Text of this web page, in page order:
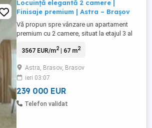
Locuință elegantă 2 camere |
Finisaje premium | Astra – Brașov
Vă propun spre vânzare un apartament
premium cu 2 camere, situat la etajul 3 al
Astra din Brașov. Locuința are o suprafață
spațioasă de 5,5 mp, și se vinde complet
mobilată și utilată, fiind pregătită să vă
ofere ...
3567 EUR/m2| 67 m2
Astra, Brasov, Brasov
ieri 03:07
239 000 EUR
Telefon validat